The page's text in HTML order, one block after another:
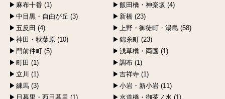
麻布十番 (1)
飯田橋・神楽坂 (4)
中目黒・自由が丘 (3)
新橋 (23)
五反田 (4)
上野・御徒町・湯島 (58)
神田・秋葉原 (10)
錦糸町 (23)
門前仲町 (5)
浅草橋・両国 (1)
町田 (1)
調布 (1)
立川 (1)
吉祥寺 (1)
練馬 (3)
小岩・新小岩 (11)
日暮里・西日暮里 (1)
水道橋・御茶ノ水 (1)